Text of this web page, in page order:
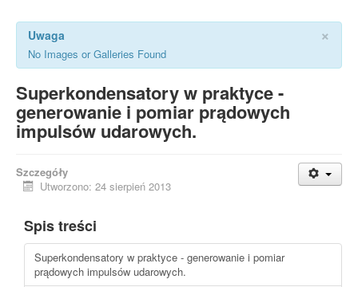
×
Uwaga
No Images or Galleries Found
Superkondensatory w praktyce -
generowanie i pomiar prądowych
impulsów udarowych.
Szczegóły
Utworzono: 24 sierpień 2013
Spis treści
Superkondensatory w praktyce - generowanie i pomiar
prądowych impulsów udarowych.